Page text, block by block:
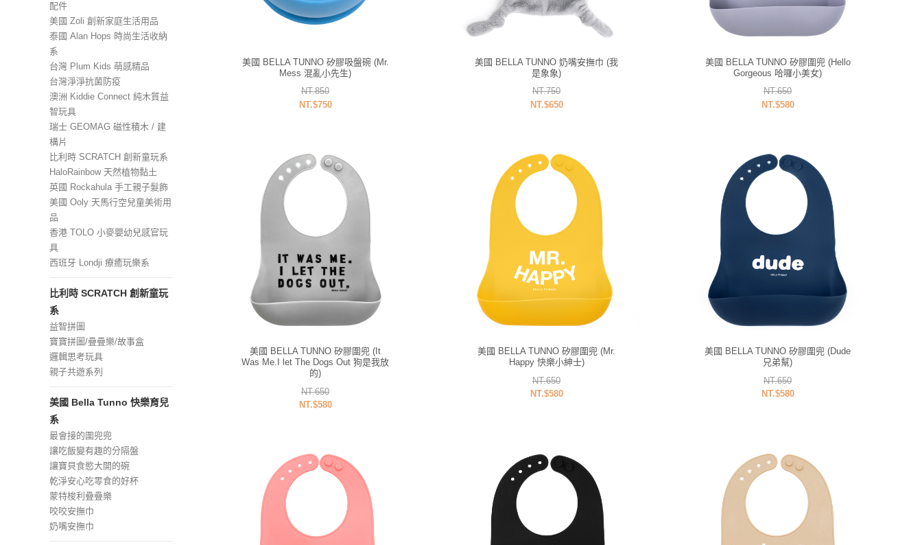
配件
美國 Zoli 創新家庭生活用品
泰國 Alan Hops 時尚生活收納
系
台灣 Plum Kids 萌感精品
台灣淨淨抗菌防疫
澳洲 Kiddie Connect 純木質益
智玩具
瑞士 GEOMAG 磁性積木 / 建
構片
比利時 SCRATCH 創新童玩系
HaloRainbow 天然植物黏土
英國 Rockahula 手工親子髮飾
美國 Ooly 天馬行空兒童美術用
品
香港 TOLO 小麥嬰幼兒感官玩
具
西班牙 Londji 療癒玩樂系
比利時 SCRATCH 創新童玩
系
益智拼圖
寶寶拼圖/疊疊樂/故事盒
邏輯思考玩具
親子共遊系列
美國 Bella Tunno 快樂育兒
系
最會接的圍兜兜
讓吃飯變有趣的分隔盤
讓寶貝食慾大開的碗
乾淨安心吃零食的好杯
蒙特梭利疊疊樂
咬咬安撫巾
奶嘴安撫巾
美國 BELLA TUNNO 矽膠吸盤碗 (Mr.
Mess 混亂小先生)
NT.850
NT.$750
美國 BELLA TUNNO 奶嘴安撫巾 (我
是象象)
NT.750
NT.$650
美國 BELLA TUNNO 矽膠圍兜 (Hello
Gorgeous 哈囉小美女)
NT.650
NT.$580
美國 BELLA TUNNO 矽膠圍兜 (It
Was Me.I let The Dogs Out 狗是我放
的)
NT.650
NT.$580
美國 BELLA TUNNO 矽膠圍兜 (Mr.
Happy 快樂小紳士)
NT.650
NT.$580
美國 BELLA TUNNO 矽膠圍兜 (Dude
兄弟幫)
NT.650
NT.$580